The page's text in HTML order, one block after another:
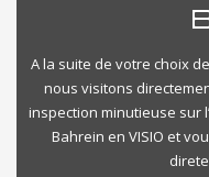
A la suite de votre choix
nous visitons
inspection minutieuse sur
Bahrein en VISIO et